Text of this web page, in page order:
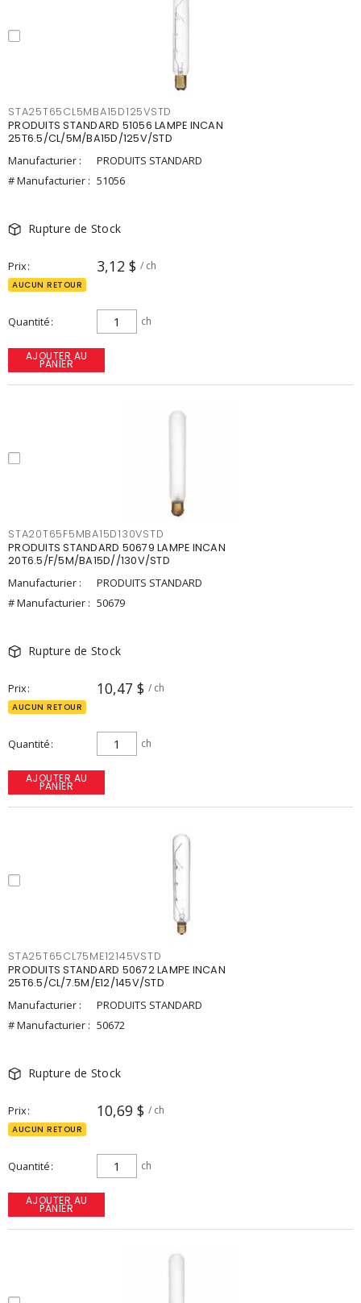
STA25T65CL5MBA15D125VSTD
PRODUITS STANDARD 51056 LAMPE INCAN
25T6.5/CL/5M/BA15D/125V/STD
Manufacturier :
PRODUITS STANDARD
# Manufacturier : 51056
Rupture de Stock
Prix 3,12 $ / ch
AUCUN RETOUR
Quantité ch
AJOUTER AU
PANIER
STA20T65F5MBA15D130VSTD
PRODUITS STANDARD 50679 LAMPE INCAN
20T6.5/F/5M/BA15D//130V/STD
Manufacturier :
PRODUITS STANDARD
# Manufacturier : 50679
Rupture de Stock
Prix 10,47 $ / ch
AUCUN RETOUR
Quantité ch
AJOUTER AU
PANIER
STA25T65CL75ME12145VSTD
PRODUITS STANDARD 50672 LAMPE INCAN
25T6.5/CL/7.5M/E12/145V/STD
Manufacturier :
PRODUITS STANDARD
# Manufacturier : 50672
Rupture de Stock
Prix 10,69 $ / ch
AUCUN RETOUR
Quantité ch
AJOUTER AU
PANIER